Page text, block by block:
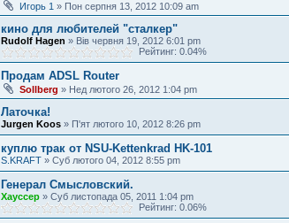
Игорь 1 » Пон серпня 13, 2012 10:09 am
кино для любителей "сталкер"
Rudolf Hagen » Вів червня 19, 2012 6:01 pm
Рейтинг: 0.04%
Продам ADSL Router
Sollberg » Нед лютого 26, 2012 1:04 pm
Латочка!
Jurgen Koos » П'ят лютого 10, 2012 8:26 pm
куплю трак от NSU-Kettenkrad HK-101
S.KRAFT » Суб лютого 04, 2012 8:55 pm
Генерал Смысловский.
Хауссер » Суб листопада 05, 2011 1:04 pm
Рейтинг: 0.06%